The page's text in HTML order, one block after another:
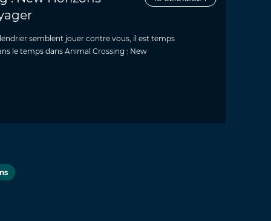
semblent jouer contre vous, il est temps
le temps dans Animal Crossing : New